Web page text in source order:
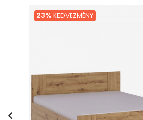
23% KEDVEZMÉNY